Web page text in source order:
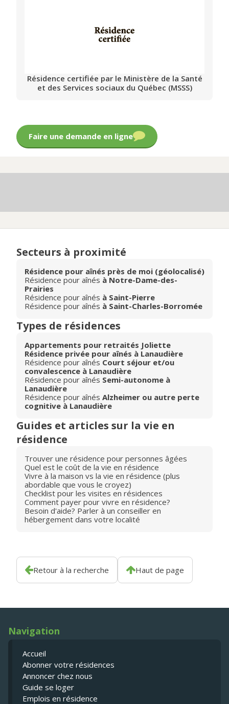
Résidence certifiée par le Ministère de la Santé
et des Services sociaux du Québec (MSSS)
Faire une demande en ligne
Secteurs à proximité
Résidence pour aînés près de moi (géolocalisé)
Résidence pour aînés à Notre-Dame-des-
Prairies
Résidence pour aînés à Saint-Pierre
Résidence pour aînés à Saint-Charles-Borromée
Types de résidences
Appartements pour retraités Joliette
Résidence privée pour aînés à Lanaudière
Résidence pour aînés Court séjour et/ou
convalescence à Lanaudière
Résidence pour aînés Semi-autonome à
Lanaudière
Résidence pour aînés Alzheimer ou autre perte
cognitive à Lanaudière
Guides et articles sur la vie en
résidence
Trouver une résidence pour personnes âgées
Quel est le coût de la vie en résidence
Vivre à la maison vs la vie en résidence (plus
abordable que vous le croyez)
Checklist pour les visites en résidences
Comment payer pour vivre en résidence?
Besoin d'aide? Parler à un conseiller en
hébergement dans votre localité
Retour à la recherche Haut de page
Navigation
Accueil
Abonner votre résidences
Annoncer chez nous
Guide se loger
Emplois en résidence